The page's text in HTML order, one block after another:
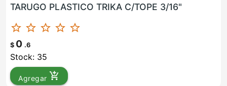
TARUGO PLASTICO TRIKA C/TOPE 3/16"
star_border star_border star_border star_border star_border
$ 0 .6
Stock: 35
Agregar add_shopping_cart